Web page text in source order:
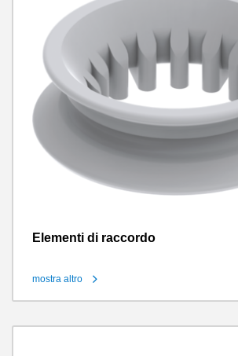
Elementi di raccordo
mostra altro